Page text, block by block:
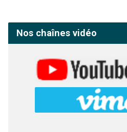
Nos chaînes vidéo